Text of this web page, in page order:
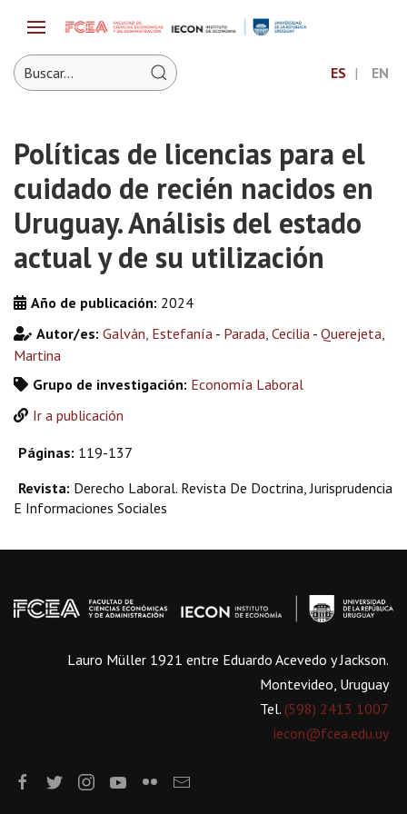
ES EN
Políticas de licencias para el
cuidado de recién nacidos en
Uruguay. Análisis del estado
actual y de su utilización
Año de publicación: 2024
Autor/es: Galván, Estefanía - Parada, Cecilia - Querejeta,
Martina
Grupo de investigación: Economía Laboral
Ir a publicación
Páginas: 119-137
Revista: Derecho Laboral. Revista De Doctrina, Jurisprudencia
E Informaciones Sociales
Lauro Müller 1921 entre Eduardo Acevedo y Jackson.
Montevideo, Uruguay
Tel. (598) 2413 1007
iecon@fcea.edu.uy